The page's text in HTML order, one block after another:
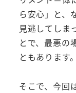
ら安心」と、
見逃してしま
とで、最悪の
ともあります。
そこで、今回